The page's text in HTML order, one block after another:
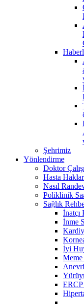
Şehrimiz
Yönlendirme
Doktor
Hasta
Nasıl
Poliklinik
Sağlık
İnatçı
İnme
İyi
ERCP